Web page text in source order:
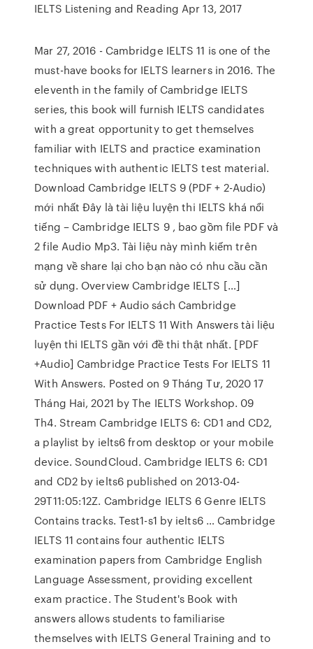
IELTS Listening and Reading Apr 13, 2017
Mar 27, 2016 - Cambridge IELTS 11 is one of the
must-have books for IELTS learners in 2016. The
eleventh in the family of Cambridge IELTS
series, this book will furnish IELTS candidates
with a great opportunity to get themselves
familiar with IELTS and practice examination
techniques with authentic IELTS test material.
Download Cambridge IELTS 9 (PDF + 2-Audio)
mới nhất Đây là tài liệu luyện thi IELTS khá nổi
tiếng – Cambridge IELTS 9 , bao gồm file PDF và
2 file Audio Mp3. Tài liệu này mình kiếm trên
mạng về share lại cho bạn nào có nhu cầu cần
sử dụng. Overview Cambridge IELTS […]
Download PDF + Audio sách Cambridge
Practice Tests For IELTS 11 With Answers tài liệu
luyện thi IELTS gần với đề thi thật nhất. [PDF
+Audio] Cambridge Practice Tests For IELTS 11
With Answers. Posted on 9 Tháng Tư, 2020 17
Tháng Hai, 2021 by The IELTS Workshop. 09
Th4. Stream Cambridge IELTS 6: CD1 and CD2,
a playlist by ielts6 from desktop or your mobile
device. SoundCloud. Cambridge IELTS 6: CD1
and CD2 by ielts6 published on 2013-04-
29T11:05:12Z. Cambridge IELTS 6 Genre IELTS
Contains tracks. Test1-s1 by ielts6 … Cambridge
IELTS 11 contains four authentic IELTS
examination papers from Cambridge English
Language Assessment, providing excellent
exam practice. The Student's Book with
answers allows students to familiarise
themselves with IELTS General Training and to